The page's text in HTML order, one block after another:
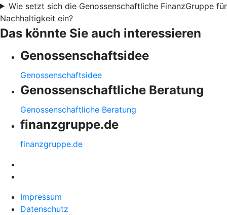
Wie setzt sich die Genossenschaftliche FinanzGruppe für
Nachhaltigkeit ein?
Das könnte Sie auch interessieren
Genossenschaftsidee
Genossenschaftsidee
Genossenschaftliche Beratung
Genossenschaftliche Beratung
finanzgruppe.de
finanzgruppe.de
Impressum
Datenschutz